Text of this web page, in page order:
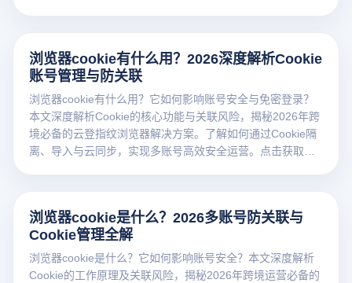
浏览器cookie有什么用？2026深度解析Cookie
账号管理与防关联
浏览器cookie有什么用？它如何影响账号安全与免密登录？
本文深度解析Cookie的核心功能与关联风险，揭秘2026年跨
境必备的云登指纹浏览器解决方案。了解如何通过Cookie隔
离、导入与云同步，实现多账号高效安全运营。点击获取干
浏览器cookie是什么？2026多账号防关联与
Cookie管理全解
浏览器cookie是什么？它如何影响账号安全？本文深度解析
Cookie的工作原理及关联风险，揭秘2026年跨境运营必备的